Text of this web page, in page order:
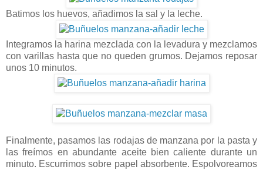
Batimos los huevos, añadimos la sal y la leche.
Integramos la harina mezclada con la levadura y mezclamos
con varillas hasta que no queden grumos. Dejamos reposar
unos 10 minutos.
Finalmente, pasamos las rodajas de manzana por la pasta y
las freímos en abundante aceite bien caliente durante un
minuto. Escurrimos sobre papel absorbente. Espolvoreamos